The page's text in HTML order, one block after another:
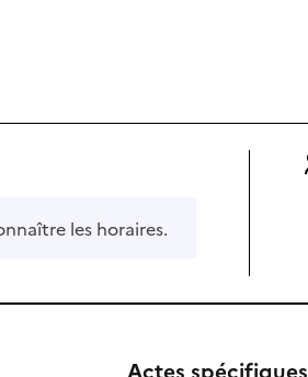
les horaires.
Actes spécifiques